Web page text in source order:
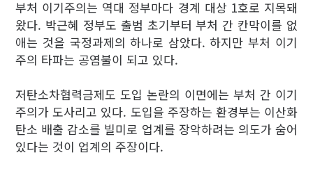
부처 이기주의는 역대 정부마다 경계 대상 1호로 지목돼
왔다. 박근혜 정부도 출범 초기부터 부처 간 칸막이를 없
애는 것을 국정과제의 하나로 삼았다. 하지만 부처 이기
주의 타파는 공염불이 되고 있다.
저탄소차협력금제도 도입 논란의 이면에는 부처 간 이기
주의가 도사리고 있다. 도입을 주장하는 환경부는 이산화
탄소 배출 감소를 빌미로 업계를 장악하려는 의도가 숨어
있다는 것이 업계의 주장이다.